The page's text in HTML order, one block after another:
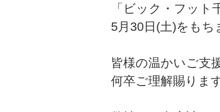
「ビック・フッ
5月30日(土)をも
皆様の温かいご支
何卒ご理解賜りま